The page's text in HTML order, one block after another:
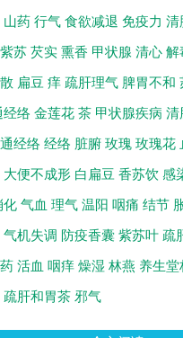
山药 行气 食欲减退 免疫力 清
紫苏 芡实 熏香 甲状腺 清心 解
扁豆 痒 疏肝理气 脾胃不和
经络 金莲花 茶 甲状腺疾病 清
经络 经络 脏腑 玫瑰 玫瑰花
大便不成形 白扁豆 香苏饮 感
化 气血 理气 温阳 咽痛 结节
气机失调 防疫香囊 紫苏叶 疏
活血 咽痒 燥湿 林燕 养生堂
疏肝和胃茶 邪气